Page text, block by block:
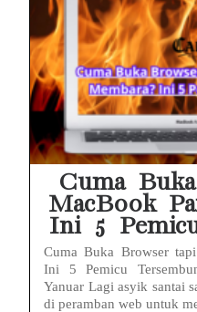
Cuma
MacBook
Ini 5
Cuma Buka Browser
Ini 5 Pemicu
Yanuar Lagi asyik santai
di peramban web untuk